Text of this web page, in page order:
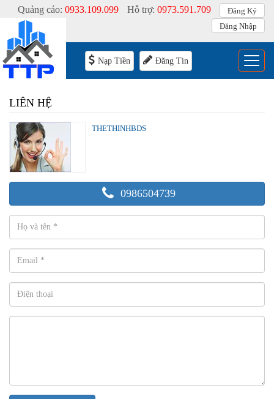
Quảng cáo: 0933.109.099 Hỗ trợ: 0973.591.709
Đăng Ký
Đăng Nhập
Nạp Tiền Đăng Tin Menu
LIÊN HỆ
THETHINHBDS
0986504739